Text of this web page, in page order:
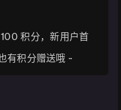
积分，新用户首
有积分赠送哦 ~